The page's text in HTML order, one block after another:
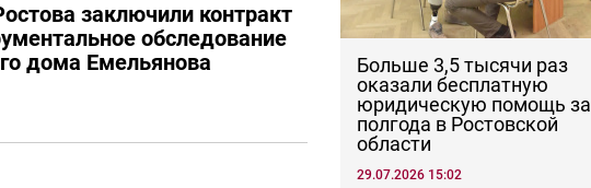
заключили контракт
обследование
дома Емельянова
Больше 3,5 тысячи раз
оказали бесплатную
юридическую помощь за
полгода в Ростовской
области
29.07.2026 15:02